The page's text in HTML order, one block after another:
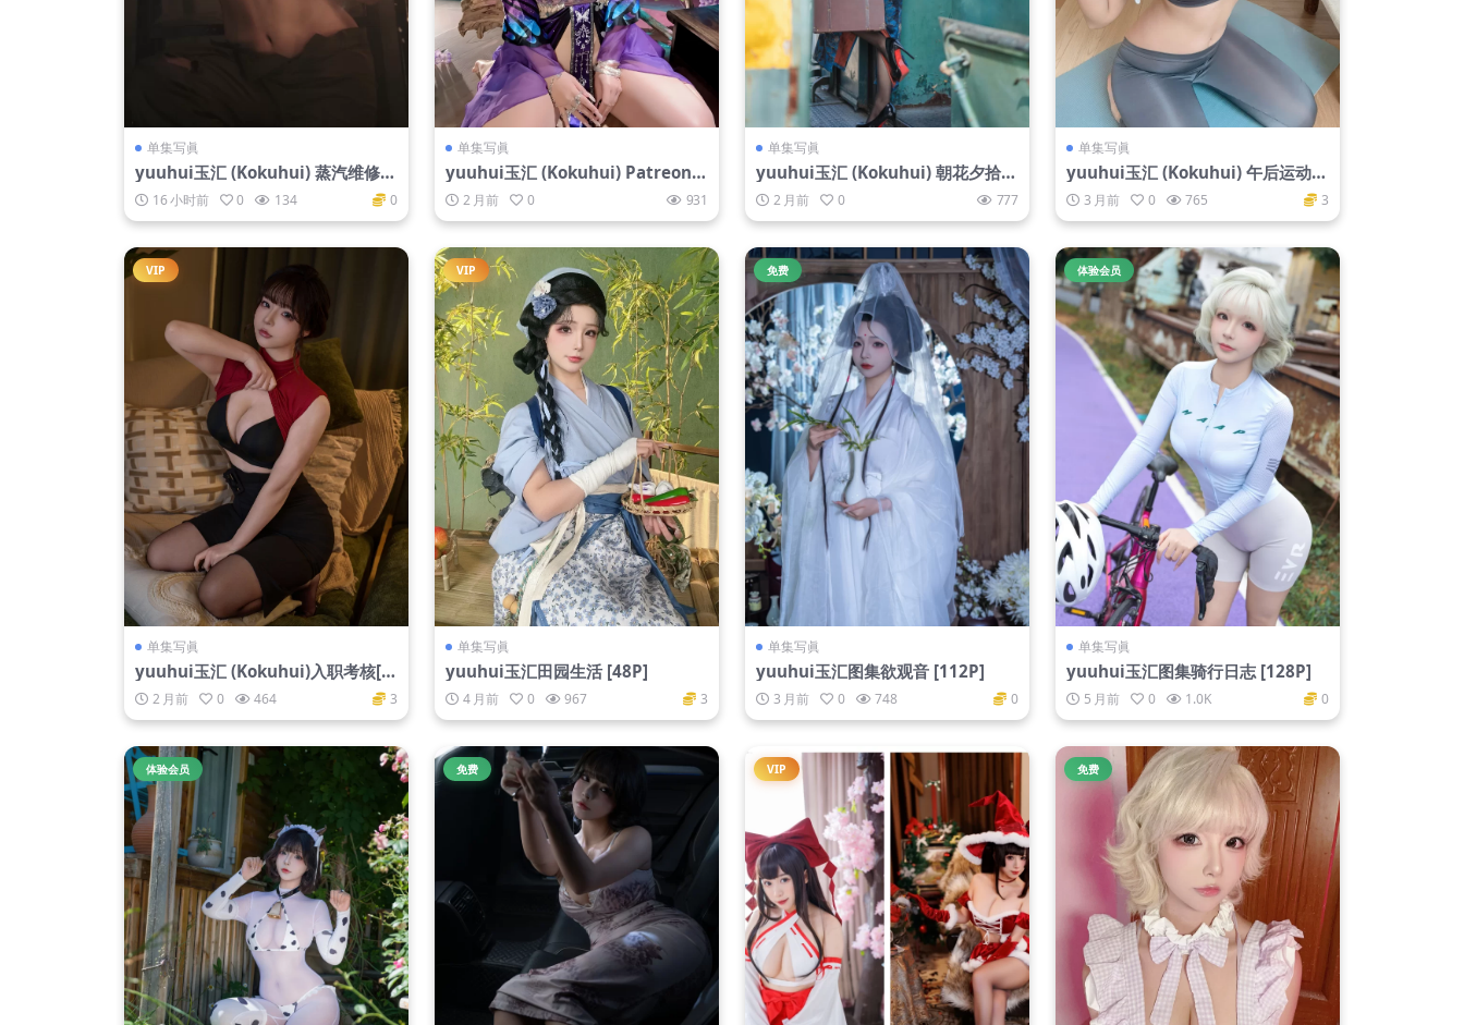
单集写眞
yuuhui玉汇 (Kokuhui) 蒸汽维修工
[26P-205M]
16 小时前 0 134 0
单集写眞
yuuhui玉汇 (Kokuhui) Patreon订
阅 苗蛊柔情[44P2V-523M]
2 月前 0 931
单集写眞
yuuhui玉汇 (Kokuhui) 朝花夕拾[1
11P-2.53G]
2 月前 0 777
单集写眞
yuuhui玉汇 (Kokuhui) 午后运动[4
0P2V-415M]
3 月前 0 765 3
VIP
单集写眞
yuuhui玉汇 (Kokuhui)入职考核[1
01P-405M]
2 月前 0 464 3
VIP
单集写眞
yuuhui玉汇田园生活 [48P]
4 月前 0 967 3
免费
单集写眞
yuuhui玉汇图集欲观音 [112P]
3 月前 0 748 0
体验会员
单集写眞
yuuhui玉汇图集骑行日志 [128P]
5 月前 0 1.0K 0
体验会员 免费 VIP 免费